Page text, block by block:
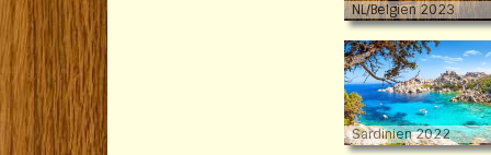
NL/Belgien 2023
Sardinien 2022